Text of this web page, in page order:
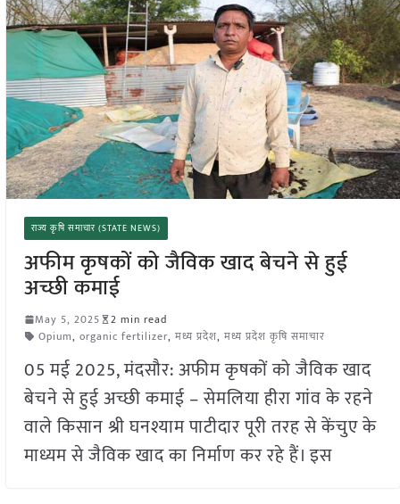
राज्य कृषि समाचार (STATE NEWS)
अफीम कृषकों को जैविक खाद बेचने से हुई
अच्छी कमाई
May 5, 2025
2 min read
Opium, organic fertilizer, मध्य प्रदेश, मध्य प्रदेश कृषि समाचार
05 मई 2025, मंदसौर: अफीम कृषकों को जैविक खाद
बेचने से हुई अच्छी कमाई – सेमलिया हीरा गांव के रहने
वाले किसान श्री घनश्याम पाटीदार पूरी तरह से केंचुए के
माध्यम से जैविक खाद का निर्माण कर रहे हैं। इस